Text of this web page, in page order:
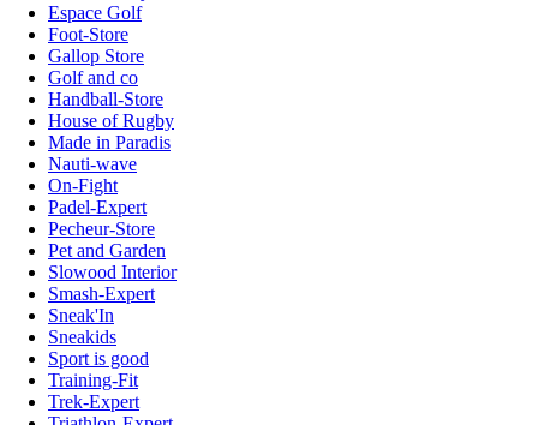
Espace Golf
Foot-Store
Gallop Store
Golf and co
Handball-Store
House of Rugby
Made in Paradis
Nauti-wave
On-Fight
Padel-Expert
Pecheur-Store
Pet and Garden
Slowood Interior
Smash-Expert
Sneak'In
Sneakids
Sport is good
Training-Fit
Trek-Expert